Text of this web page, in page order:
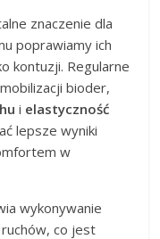
znaczenie dla
poprawiamy ich
kontuzji. Regularne
bioder,
i elastyczność
lepsze wyniki
w
wykonywanie
co jest